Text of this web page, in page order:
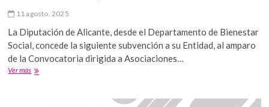
11 agosto, 2025
La Diputación de Alicante, desde el Departamento de Bienestar
Social, concede la siguiente subvención a su Entidad, al amparo
de la Convocatoria dirigida a Asociaciones…
Ver másSubvención